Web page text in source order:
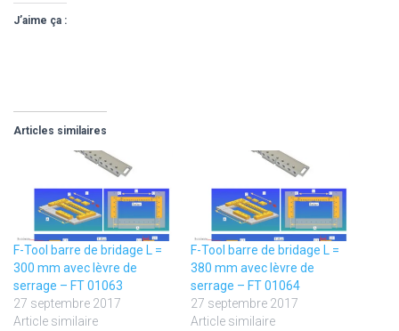
J’aime ça :
Articles similaires
F-Tool barre de bridage L =
300 mm avec lèvre de
serrage – FT 01063
27 septembre 2017
Article similaire
F-Tool barre de bridage L =
380 mm avec lèvre de
serrage – FT 01064
27 septembre 2017
Article similaire